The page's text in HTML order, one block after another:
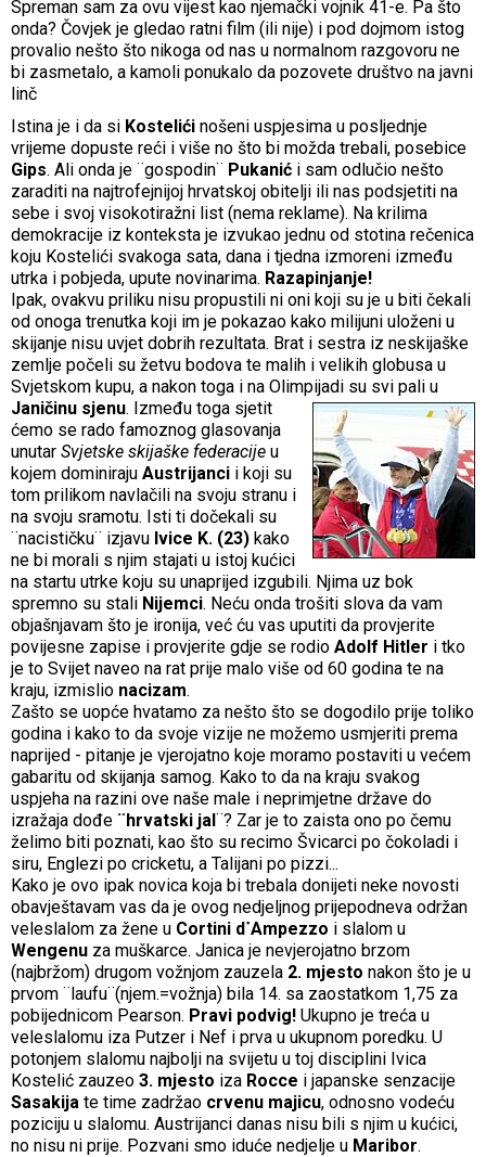
Spreman sam za ovu vijest kao njemački vojnik 41-e. Pa što
onda? Čovjek je gledao ratni film (ili nije) i pod dojmom istog
provalio nešto što nikoga od nas u normalnom razgovoru ne
bi zasmetalo, a kamoli ponukalo da pozovete društvo na javni
linč
Istina je i da si Kostelići nošeni uspjesima u posljednje
vrijeme dopuste reći i više no što bi možda trebali, posebice
Gips. Ali onda je ¨gospodin¨ Pukanić i sam odlučio nešto
zaraditi na najtrofejnijoj hrvatskoj obitelji ili nas podsjetiti na
sebe i svoj visokotiražni list (nema reklame). Na krilima
demokracije iz konteksta je izvukao jednu od stotina rečenica
koju Kostelići svakoga sata, dana i tjedna izmoreni između
utrka i pobjeda, upute novinarima. Razapinjanje!
Ipak, ovakvu priliku nisu propustili ni oni koji su je u biti čekali
od onoga trenutka koji im je pokazao kako milijuni uloženi u
skijanje nisu uvjet dobrih rezultata. Brat i sestra iz neskijaške
zemlje počeli su žetvu bodova te malih i velikih globusa u
Svjetskom kupu, a nakon toga i na Olimpijadi su svi pali u
Janičinu sjenu. Između toga sjetit
ćemo se rado famoznog glasovanja
unutar Svjetske skijaške federacije u
kojem dominiraju Austrijanci i koji su
tom prilikom navlačili na svoju stranu i
na svoju sramotu. Isti ti dočekali su
¨nacističku¨ izjavu Ivice K. (23) kako
ne bi morali s njim stajati u istoj kućici
na startu utrke koju su unaprijed izgubili. Njima uz bok
spremno su stali Nijemci. Neću onda trošiti slova da vam
objašnjavam što je ironija, već ću vas uputiti da provjerite
povijesne zapise i provjerite gdje se rodio Adolf Hitler i tko
je to Svijet naveo na rat prije malo više od 60 godina te na
kraju, izmislio nacizam.
Zašto se uopće hvatamo za nešto što se dogodilo prije toliko
godina i kako to da svoje vizije ne možemo usmjeriti prema
naprijed - pitanje je vjerojatno koje moramo postaviti u većem
gabaritu od skijanja samog. Kako to da na kraju svakog
uspjeha na razini ove naše male i neprimjetne države do
izražaja dođe ¨hrvatski jal¨? Zar je to zaista ono po čemu
želimo biti poznati, kao što su recimo Švicarci po čokoladi i
siru, Englezi po cricketu, a Talijani po pizzi...
Kako je ovo ipak novica koja bi trebala donijeti neke novosti
obavještavam vas da je ovog nedjeljnog prijepodneva održan
veleslalom za žene u Cortini d˙Ampezzo i slalom u
Wengenu za muškarce. Janica je nevjerojatno brzom
(najbržom) drugom vožnjom zauzela 2. mjesto nakon što je u
prvom ¨laufu¨(njem.=vožnja) bila 14. sa zaostatkom 1,75 za
pobijednicom Pearson. Pravi podvig! Ukupno je treća u
veleslalomu iza Putzer i Nef i prva u ukupnom poredku. U
potonjem slalomu najbolji na svijetu u toj disciplini Ivica
Kostelić zauzeo 3. mjesto iza Rocce i japanske senzacije
Sasakija te time zadržao crvenu majicu, odnosno vodeću
poziciju u slalomu. Austrijanci danas nisu bili s njim u kućici,
no nisu ni prije. Pozvani smo iduće nedjelje u Maribor.